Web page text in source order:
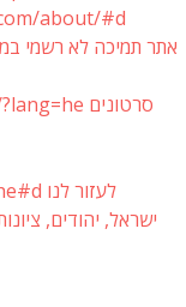
about/#d
https://ozma-yeudit.com/catalog-video/?lang=he סרטונים
https://ozma-yeudit.com/about/?lang=he#d לעזור לנו